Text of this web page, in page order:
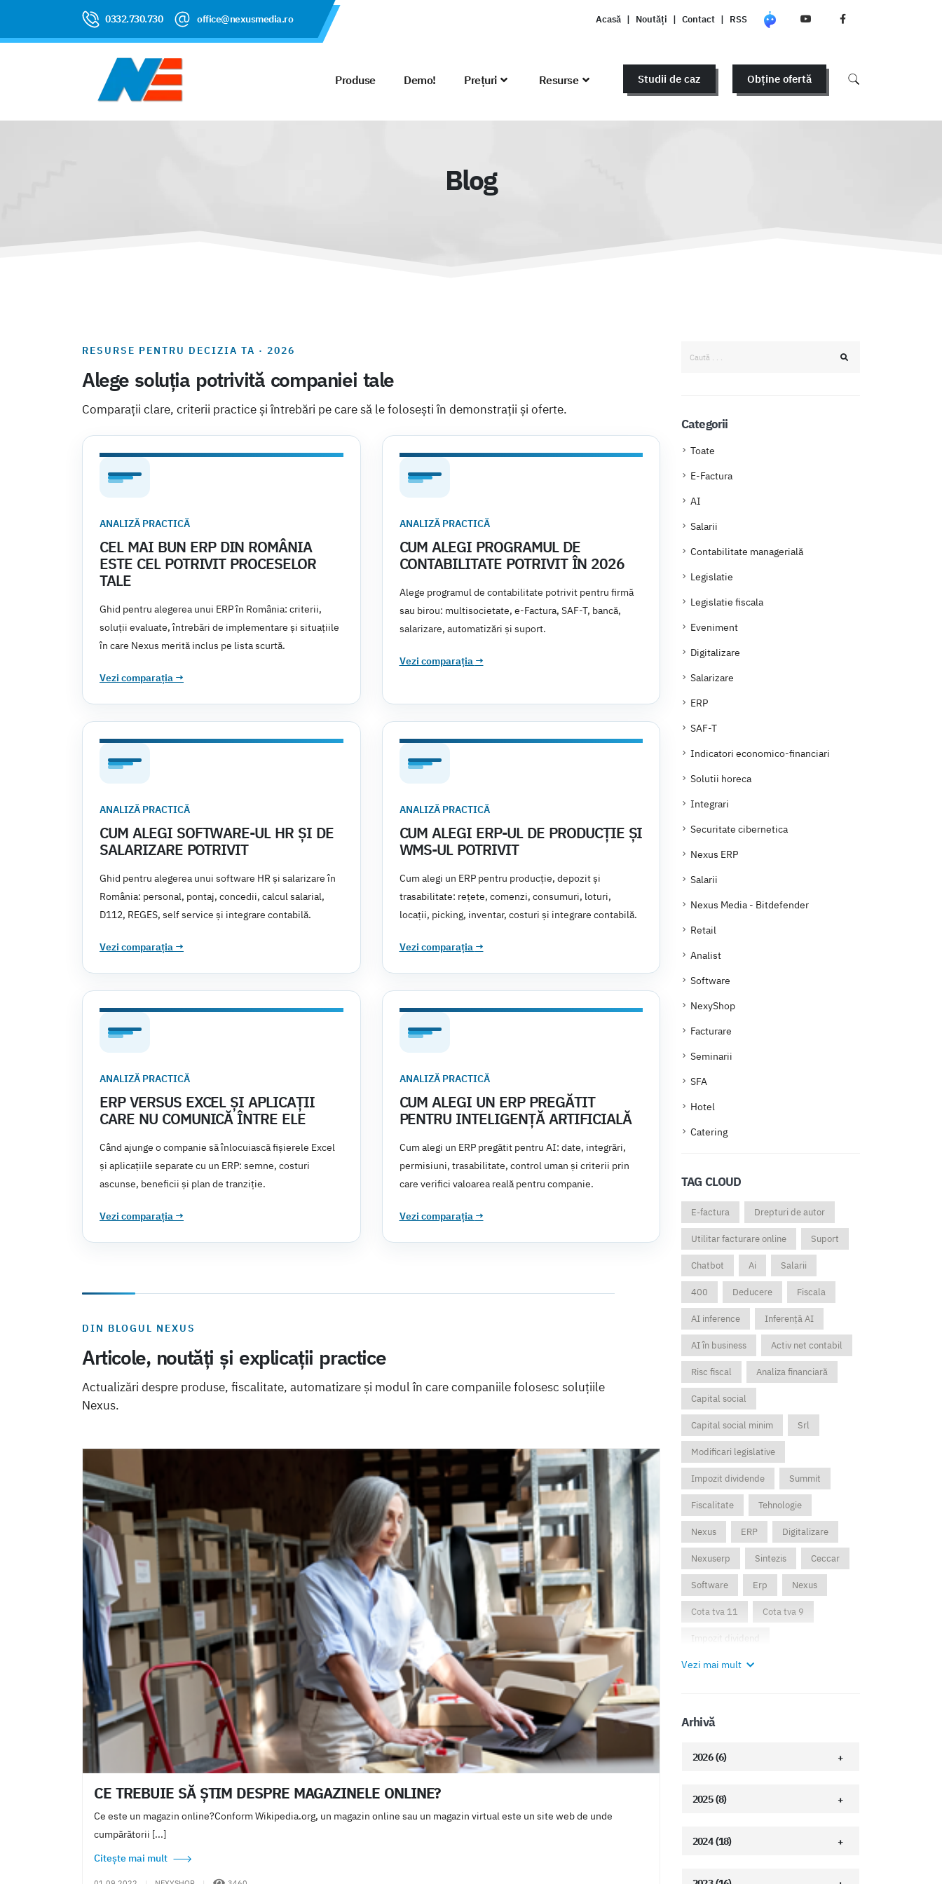
0332.730.730 office@nexusmedia.ro Acasă | Noutăți | Contact | RSS
Produse Demo! Prețuri Resurse Studii de caz Obține ofertă
Blog
RESURSE PENTRU DECIZIA TA · 2026
Alege soluția potrivită companiei tale
Comparații clare, criterii practice și întrebări pe care să le folosești în demonstrații și oferte.
ANALIZĂ PRACTICĂ
CEL MAI BUN ERP DIN ROMÂNIA
ESTE CEL POTRIVIT PROCESELOR
TALE
Ghid pentru alegerea unui ERP în România: criterii,
soluții evaluate, întrebări de implementare și situațiile
în care Nexus merită inclus pe lista scurtă.
Vezi comparația →
ANALIZĂ PRACTICĂ
CUM ALEGI PROGRAMUL DE
CONTABILITATE POTRIVIT ÎN 2026
Alege programul de contabilitate potrivit pentru firmă
sau birou: multisocietate, e-Factura, SAF-T, bancă,
salarizare, automatizări și suport.
Vezi comparația →
ANALIZĂ PRACTICĂ
CUM ALEGI SOFTWARE-UL HR ȘI DE
SALARIZARE POTRIVIT
Ghid pentru alegerea unui software HR și salarizare în
România: personal, pontaj, concedii, calcul salarial,
D112, REGES, self service și integrare contabilă.
Vezi comparația →
ANALIZĂ PRACTICĂ
CUM ALEGI ERP-UL DE PRODUCȚIE ȘI
WMS-UL POTRIVIT
Cum alegi un ERP pentru producție, depozit și
trasabilitate: rețete, comenzi, consumuri, loturi,
locații, picking, inventar, costuri și integrare contabilă.
Vezi comparația →
ANALIZĂ PRACTICĂ
ERP VERSUS EXCEL ȘI APLICAȚII
CARE NU COMUNICĂ ÎNTRE ELE
Când ajunge o companie să înlocuiască fișierele Excel
și aplicațiile separate cu un ERP: semne, costuri
ascunse, beneficii și plan de tranziție.
Vezi comparația →
ANALIZĂ PRACTICĂ
CUM ALEGI UN ERP PREGĂTIT
PENTRU INTELIGENȚĂ ARTIFICIALĂ
Cum alegi un ERP pregătit pentru AI: date, integrări,
permisiuni, trasabilitate, control uman și criterii prin
care verifici valoarea reală pentru companie.
Vezi comparația →
DIN BLOGUL NEXUS
Articole, noutăți și explicații practice
Actualizări despre produse, fiscalitate, automatizare și modul în care companiile folosesc soluțiile
Nexus.
CE TREBUIE SĂ ŞTIM DESPRE MAGAZINELE ONLINE?
Ce este un magazin online?Conform Wikipedia.org, un magazin online sau un magazin virtual este un site web de unde
cumpărătorii [...]
Citește mai mult
Categorii
Toate
E-Factura
AI
Salarii
Contabilitate managerială
Legislatie
Legislatie fiscala
Eveniment
Digitalizare
Salarizare
ERP
SAF-T
Indicatori economico-financiari
Solutii horeca
Integrari
Securitate cibernetica
Nexus ERP
Salarii
Nexus Media - Bitdefender
Retail
Analist
Software
NexyShop
Facturare
Seminarii
SFA
Hotel
Catering
TAG CLOUD
E-factura Drepturi de autor
Utilitar facturare online Suport
Chatbot Ai Salarii
400 Deducere Fiscala
AI inference Inferență AI
AI în business Activ net contabil
Risc fiscal Analiza financiară
Capital social
Capital social minim Srl
Modificari legislative
Impozit dividende Summit
Fiscalitate Tehnologie
Nexus ERP Digitalizare
Nexuserp Sintezis Ceccar
Software Erp Nexus
Cota tva 11 Cota tva 9
Impozit dividend
Impozit cifra de afaceri
Functionalitati moderne
HR
Indicatori financiari
Vezi mai mult
Arhivă
2026 (6)
2025 (8)
2024 (18)